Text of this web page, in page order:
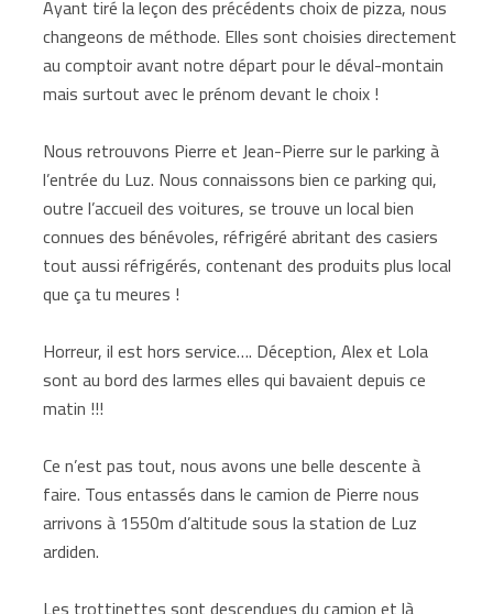
Ayant tiré la leçon des précédents choix de pizza, nous
changeons de méthode. Elles sont choisies directement
au comptoir avant notre départ pour le déval-montain
mais surtout avec le prénom devant le choix !
Nous retrouvons Pierre et Jean-Pierre sur le parking à
l’entrée du Luz. Nous connaissons bien ce parking qui,
outre l’accueil des voitures, se trouve un local bien
connues des bénévoles, réfrigéré abritant des casiers
tout aussi réfrigérés, contenant des produits plus local
que ça tu meures !
Horreur, il est hors service…. Déception, Alex et Lola
sont au bord des larmes elles qui bavaient depuis ce
matin !!!
Ce n’est pas tout, nous avons une belle descente à
faire. Tous entassés dans le camion de Pierre nous
arrivons à 1550m d’altitude sous la station de Luz
ardiden.